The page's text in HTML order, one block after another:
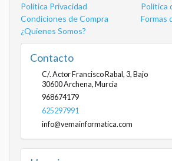
Política Privacidad
Política
Condiciones de Compra
Formas
¿Quienes Somos?
Contacto
C/. Actor Francisco Rabal, 3, Bajo
30600Archena, Murcia
968674179
625297991
info@vemainformatica.com